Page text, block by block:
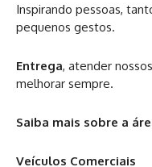
Inspirando pessoas,
pequenos gestos.
Entrega, atender
melhorar sempre.
Saiba mais sobre a
Veículos Comerciais